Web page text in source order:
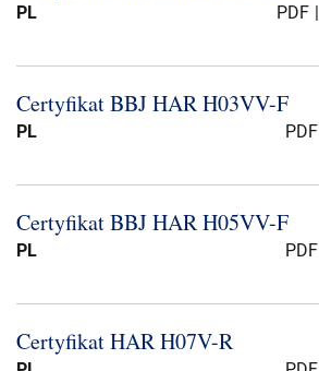
PL PDF
Certyfikat BBJ HAR H03VV-​F
PL PDF
Certyfikat BBJ HAR H05VV-​F
PL PDF
Certyfikat HAR H07V-​R